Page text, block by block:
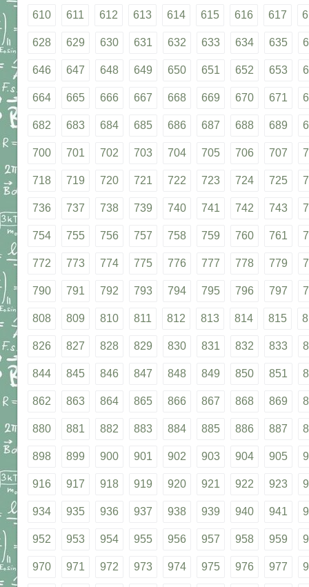
610 611 612 613 614 615 616 617
628 629 630 631 632 633 634 635
646 647 648 649 650 651 652 653
664 665 666 667 668 669 670 671
682 683 684 685 686 687 688 689
700 701 702 703 704 705 706 707
718 719 720 721 722 723 724 725
736 737 738 739 740 741 742 743
754 755 756 757 758 759 760 761
772 773 774 775 776 777 778 779
790 791 792 793 794 795 796 797
808 809 810 811 812 813 814 815
826 827 828 829 830 831 832 833
844 845 846 847 848 849 850 851
862 863 864 865 866 867 868 869
880 881 882 883 884 885 886 887
898 899 900 901 902 903 904 905
916 917 918 919 920 921 922 923
934 935 936 937 938 939 940 941
952 953 954 955 956 957 958 959
970 971 972 973 974 975 976 977